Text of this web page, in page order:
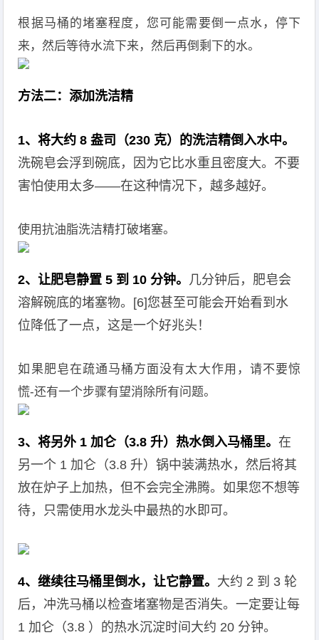
根据马桶的堵塞程度，您可能需要倒一点水，停下
来，然后等待水流下来，然后再倒剩下的水。
方法二：添加洗洁精
1、将大约 8 盎司（230 克）的洗洁精倒入水中。
洗碗皂会浮到碗底，因为它比水重且密度大。不要
害怕使用太多——在这种情况下，越多越好。
使用抗油脂洗洁精打破堵塞。
2、让肥皂静置 5 到 10 分钟。 几分钟后，肥皂会
溶解碗底的堵塞物。[6]您甚至可能会开始看到水
位降低了一点，这是一个好兆头！
如果肥皂在疏通马桶方面没有太大作用，请不要惊
慌-还有一个步骤有望消除所有问题。
3、将另外 1 加仑（3.8 升）热水倒入马桶里。在
另一个 1 加仑（3.8 升）锅中装满热水，然后将其
放在炉子上加热，但不会完全沸腾。如果您不想等
待，只需使用水龙头中最热的水即可。
4、继续往马桶里倒水，让它静置。 大约 2 到 3 轮
后，冲洗马桶以检查堵塞物是否消失。一定要让每
1 加仑（3.8 ）的热水沉淀时间大约 20 分钟。